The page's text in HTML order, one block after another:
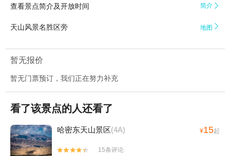
查看景点简介及开放时间 简介 
天山风景名胜区旁 地图 
暂无报价
暂无门票预订，我们正在努力补充
看了该景点的人还看了
哈密东天山景区(4A) ¥15起


15条评论